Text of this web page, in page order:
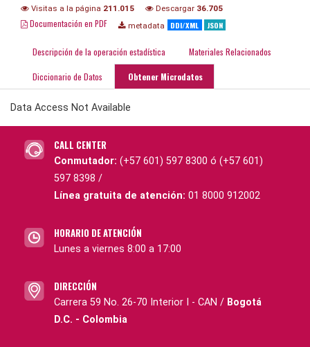
Visitas a la página 211.015 Descargar 36.705
Documentación en PDF metadata DDI/XML JSON
Descripción de la operación estadística Materiales Relacionados
Diccionario de Datos Obtener Microdatos
Data Access Not Available
CALL CENTER
Conmutador: (+57 601) 597 8300 ó (+57 601)
597 8398 /
Línea gratuita de atención: 01 8000 912002
HORARIO DE ATENCIÓN
Lunes a viernes 8:00 a 17:00
DIRECCIÓN
Carrera 59 No. 26-70 Interior I - CAN / Bogotá
D.C. - Colombia